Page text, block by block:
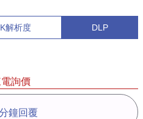
解析度
DLP
詢價
鐘回覆